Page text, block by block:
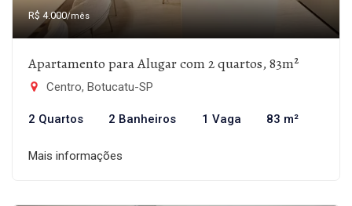
R$ 4.000/mês
Apartamento para Alugar com 2 quartos, 83m²
Centro, Botucatu-SP
2 Quartos 2 Banheiros 1 Vaga 83 m²
Mais informações